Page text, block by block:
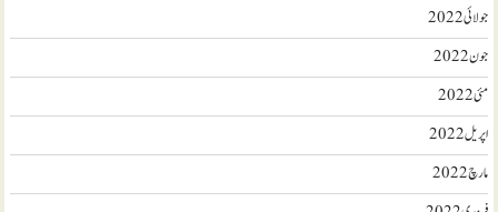
جولائی 2022
جون 2022
مئی 2022
اپریل 2022
مارچ 2022